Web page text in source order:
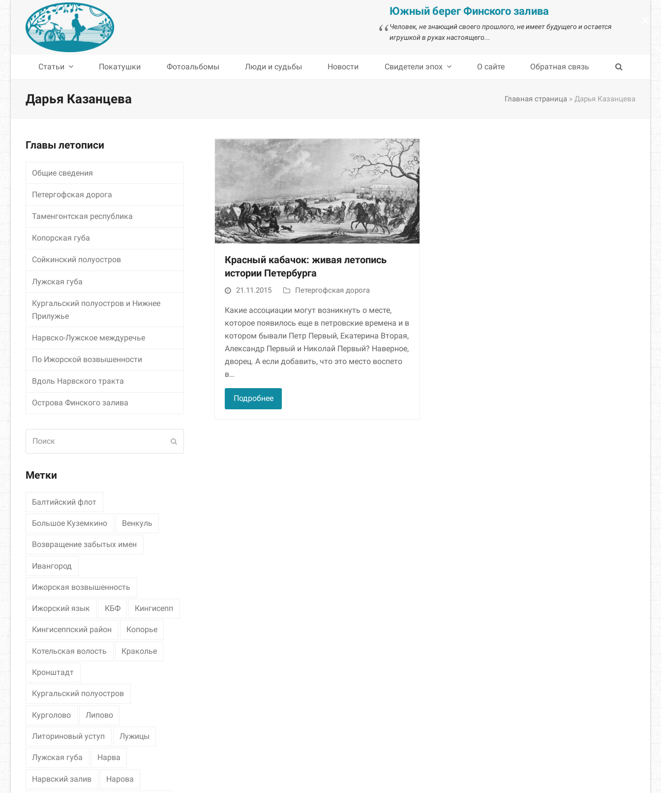
Южный берег Финского залива
Человек, не знающий своего прошлого, не имеет будущего и остается
игрушкой в руках настоящего...
Статьи Покатушки Фотоальбомы Люди и судьбы Новости Свидетели эпох О сайте Обратная связь
Дарья Казанцева Главная страница » Дарья Казанцева
Красный кабачок: живая летопись
истории Петербурга
21.11.2015 Петергофская дорога
Какие ассоциации могут возникнуть о месте,
которое появилось еще в петровские времена и в
котором бывали Петр Первый, Екатерина Вторая,
Александр Первый и Николай Первый? Наверное,
дворец. А если добавить, что это место воспето
в…
Подробнее
Главы летописи
Общие сведения
Петергофская дорога
Таменгонтская республика
Копорская губа
Сойкинский полуостров
Лужская губа
Кургальский полуостров и Нижнее
Прилужье
Нарвско-Лужское междуречье
По Ижорской возвышенности
Вдоль Нарвского тракта
Острова Финского залива
Метки
Балтийский флот
Большое Куземкино Венкуль
Возвращение забытых имен
Ивангород
Ижорская возвышенность
Ижорский язык КБФ Кингисепп
Кингисеппский район Копорье
Котельская волость Краколье
Кронштадт
Кургальский полуостров
Курголово Липово
Литориновый уступ Лужицы
Лужская губа Нарва
Нарвский залив Нарова
Необходимые
Использование
этих файлов cookie
необходимы для